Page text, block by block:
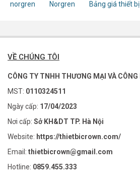
norgren
Norgren Bảng giá thiết
VỀ CHÚNG TÔI
CÔNG TY TNHH THƯƠNG MẠI VÀ CÔNG
MST: 0110324511
Ngày cấp: 17/04/2023
Nơi cấp: Sở KH&DT TP. Hà Nội
Website: https://thietbicrown.com/
Email: thietbicrown@gmail.com
Hotline: 0859.455.333